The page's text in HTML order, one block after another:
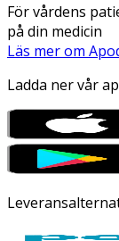
För vårdens
på din medicin
Läs mer om
Ladda ner vår